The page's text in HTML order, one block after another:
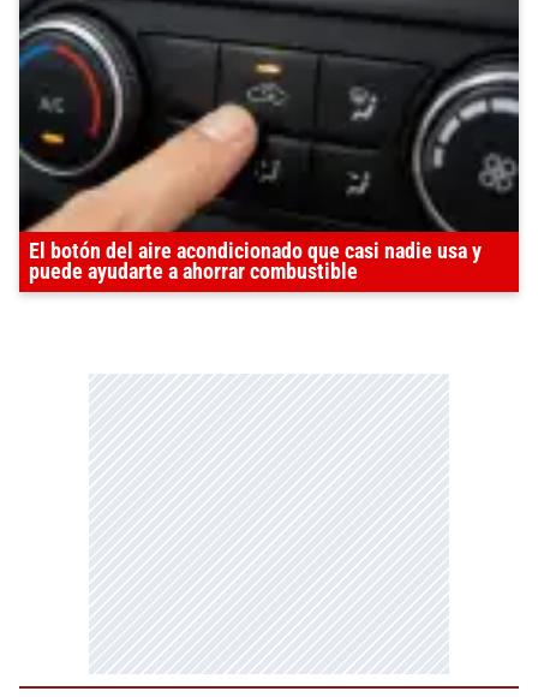
El botón del aire acondicionado que casi nadie usa y
puede ayudarte a ahorrar combustible